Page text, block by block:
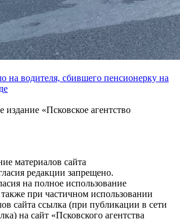
на водителя, сбившего пенсионерку на
издание «Псковское агентство
материалов сайта
редакции запрещено.
на полное использование
при частичном использовании
сайта ссылка (при публикации в сети
на сайт «Псковского агентства